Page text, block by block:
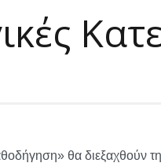
θα διεξαχθούν